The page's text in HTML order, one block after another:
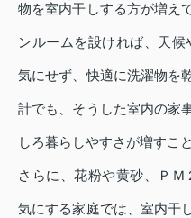
物を室内干しする方が増え
ンルームを設ければ、天
気にせず、快適に洗濯物を
計でも、そうした室内の家
しろ暮らしやすさが増すこ
さらに、花粉や黄砂、Ｐ
気にする家庭では、室内干